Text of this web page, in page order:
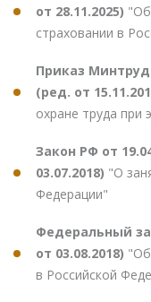
от 28.11.2025)
страховании в
Приказ
(ред. от
охране труда при
Закон РФ от
03.07.2018) "О
Федерации"
Федеральный
от 03.08.2018)
в Российской